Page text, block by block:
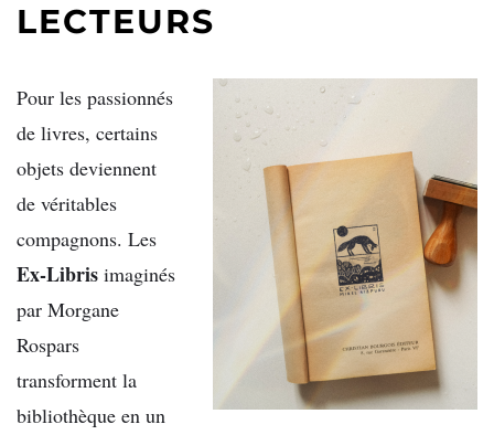
LECTEURS
Pour les passionnés
de livres, certains
objets deviennent
de véritables
compagnons. Les
Ex-Libris imaginés
par Morgane
Rospars
transforment la
bibliothèque en un